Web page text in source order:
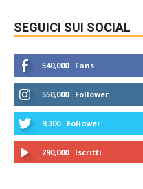
SEGUICI SUI SOCIAL
540,000 Fans
550,000 Follower
9,300 Follower
290,000 Iscritti